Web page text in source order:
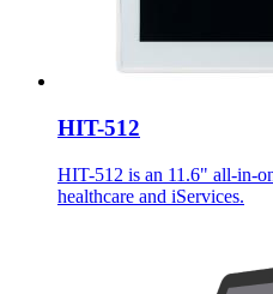
HIT-512
HIT-512 is an 11.6" all-in-
healthcare and iServices.